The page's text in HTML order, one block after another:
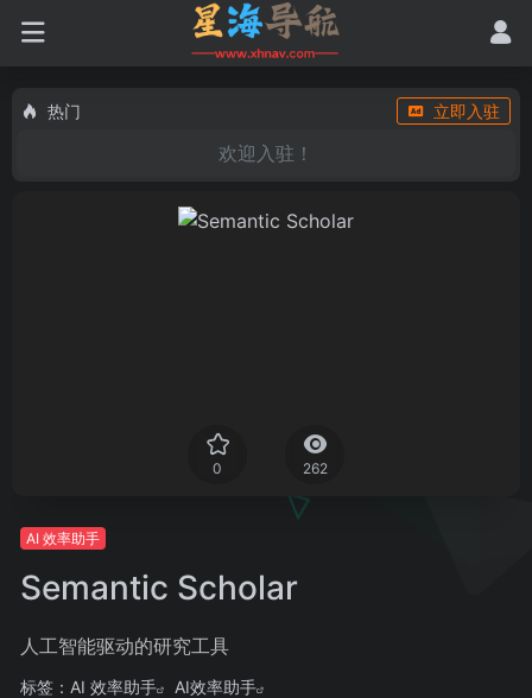
热门 立即入驻
欢迎入驻！
0 262
AI 效率助手
Semantic Scholar
人工智能驱动的研究工具
标签： AI 效率助手
AI效率助手